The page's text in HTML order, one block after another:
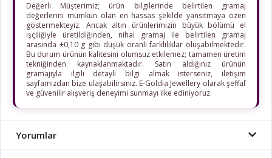
Değerli Müşterimiz; ürün bilgilerinde belirtilen gramaj
değerlerini mümkün olan en hassas şekilde yansıtmaya özen
göstermekteyiz. Ancak altın ürünlerimizin büyük bölümü el
işçiliğiyle üretildiğinden, nihai gramaj ile belirtilen gramaj
arasında ±0,10 g gibi düşük oranlı farklılıklar oluşabilmektedir.
Bu durum ürünün kalitesini olumsuz etkilemez; tamamen üretim
tekniğinden kaynaklanmaktadır. Satın aldığınız ürünün
gramajıyla ilgili detaylı bilgi almak isterseniz, iletişim
sayfamızdan bize ulaşabilirsiniz. E-Goldia Jewellery olarak şeffaf
ve güvenilir alışveriş deneyimi sunmayı ilke ediniyoruz.
Yorumlar